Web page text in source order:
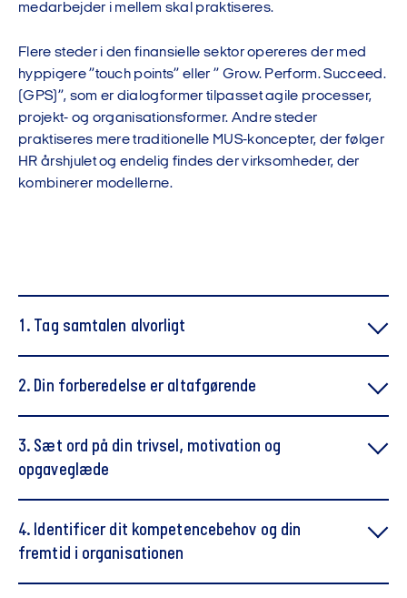
medarbejder i mellem skal praktiseres.
Flere steder i den finansielle sektor opereres der med
hyppigere ”touch points” eller ” Grow. Perform. Succeed.
(GPS)”, som er dialogformer tilpasset agile processer,
projekt- og organisationsformer. Andre steder
praktiseres mere traditionelle MUS-koncepter, der følger
HR årshjulet og endelig findes der virksomheder, der
kombinerer modellerne.
1. Tag samtalen alvorligt
2. Din forberedelse er altafgørende
3. Sæt ord på din trivsel, motivation og
opgaveglæde
4. Identificer dit kompetencebehov og din
fremtid i organisationen